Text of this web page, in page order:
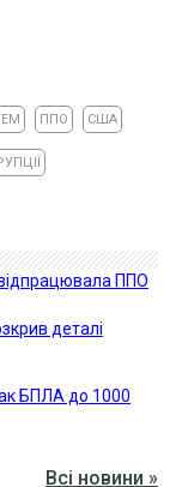
ППО США
ППО
деталі
БПЛА до 1000
Всі новини »